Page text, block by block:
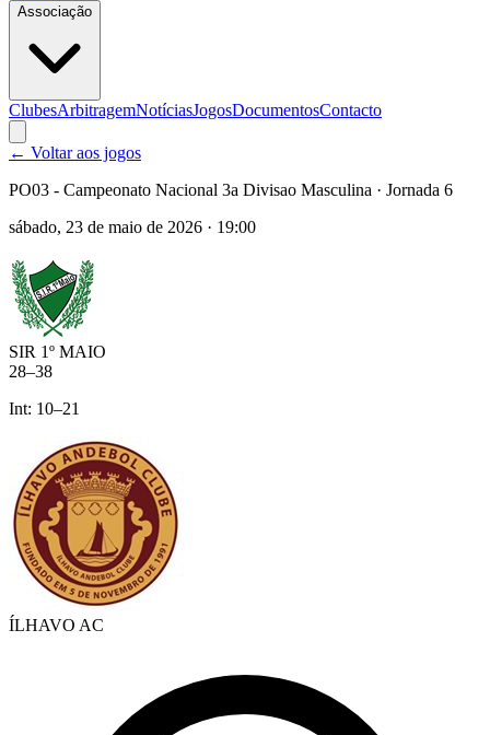
Associação
ClubesArbitragemNotíciasJogosDocumentosContacto
← Voltar aos jogos
PO03 - Campeonato Nacional 3a Divisao Masculina · Jornada 6
sábado, 23 de maio de 2026 · 19:00
SIR 1º MAIO
28–38
Int: 10–21
ÍLHAVO AC